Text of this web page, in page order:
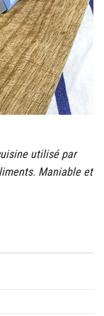
utilisé par
Maniable et